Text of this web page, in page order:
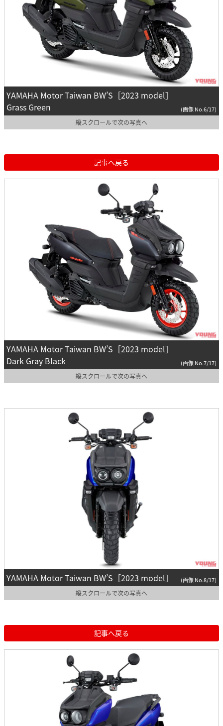
YAMAHA Motor Taiwan BW’S［2023 model］
Grass Green
(画像 No.6/17)
縦スクロールで次の写真へ
記事へ戻る
YAMAHA Motor Taiwan BW’S［2023 model］
Dark Gray Black
(画像 No.7/17)
縦スクロールで次の写真へ
YAMAHA Motor Taiwan BW’S［2023 model］ (画像 No.8/17)
縦スクロールで次の写真へ
記事へ戻る